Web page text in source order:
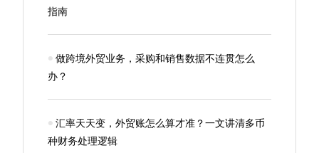
指南
做跨境外贸业务，采购和销售数据不连贯怎么
办？
汇率天天变，外贸账怎么算才准？一文讲清多币
种财务处理逻辑